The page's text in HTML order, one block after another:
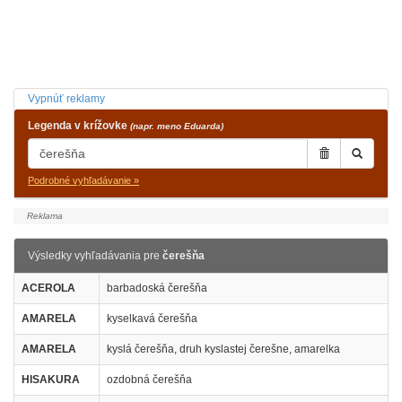
Vypnúť reklamy
Legenda v krížovke (napr. meno Eduarda)
Podrobné vyhľadávanie »
Výsledky vyhľadávania pre čerešňa
ACEROLA barbadoská čerešňa
AMARELA kyselkavá čerešňa
AMARELA kyslá čerešňa, druh kyslastej čerešne, amarelka
HISAKURA ozdobná čerešňa